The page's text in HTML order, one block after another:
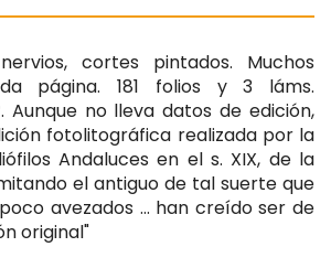
cortes pintados. Muchos
página. 181 folios y 3 láms.
Aunque no lleva datos de edición,
fotolitográfica realizada por la
Andaluces en el s. XIX, de la
el antiguo de tal suerte que
avezados … han creído ser de
original"